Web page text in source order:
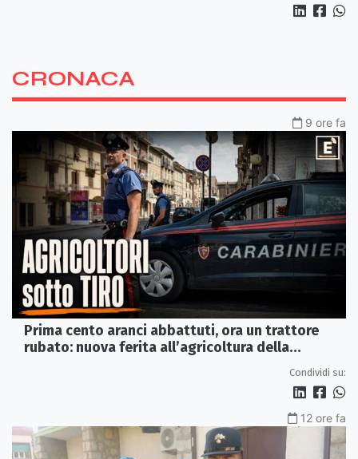
CRONACA
9 ore fa
Prima cento aranci abbattuti, ora un trattore
rubato: nuova ferita all’agricoltura della
Condividi su:
12 ore fa